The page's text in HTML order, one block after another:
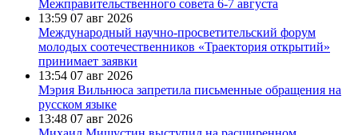
Межправительственного совета 6-7 августа
13:59 07 авг 2026
Международный научно-просветительский форум
молодых соотечественников «Траектория открытий»
принимает заявки
13:54 07 авг 2026
Мэрия Вильнюса запретила письменные обращения на
русском языке
13:48 07 авг 2026